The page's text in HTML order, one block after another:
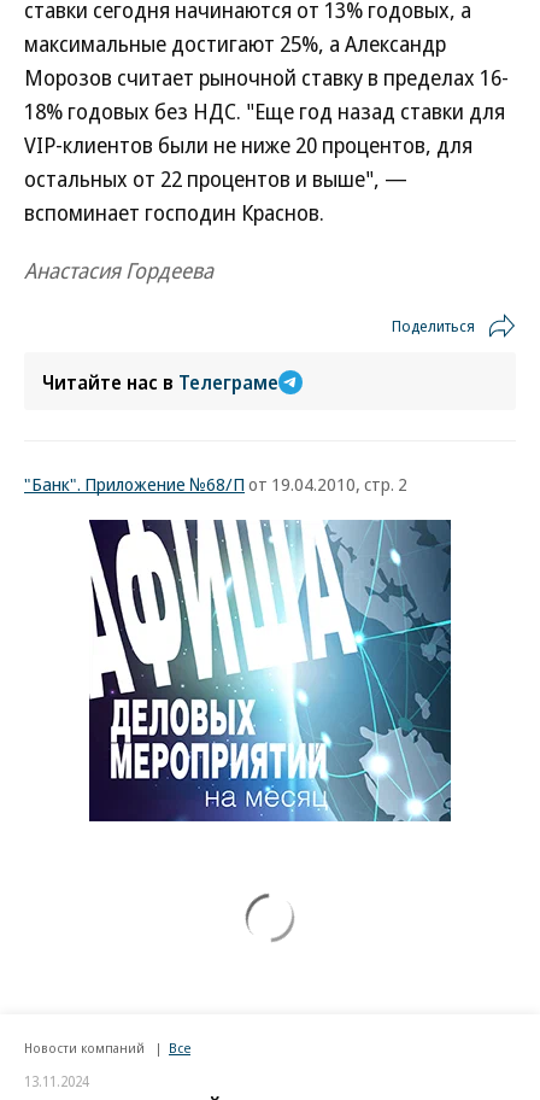
ставки сегодня начинаются от 13% годовых, а
максимальные достигают 25%, а Александр
Морозов считает рыночной ставку в пределах 16-
18% годовых без НДС. "Еще год назад ставки для
VIP-клиентов были не ниже 20 процентов, для
остальных от 22 процентов и выше", —
вспоминает господин Краснов.
Анастасия Гордеева
Поделиться
Читайте нас в Телеграме
"Банк". Приложение №68/П от 19.04.2010, стр. 2
Новости компаний Все
13.11.2024